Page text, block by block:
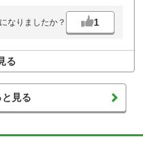
なりましたか？ 1
る
見る